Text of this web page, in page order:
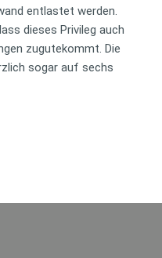
entlastet werden.
dieses Privileg auch
zugutekommt. Die
sogar auf sechs